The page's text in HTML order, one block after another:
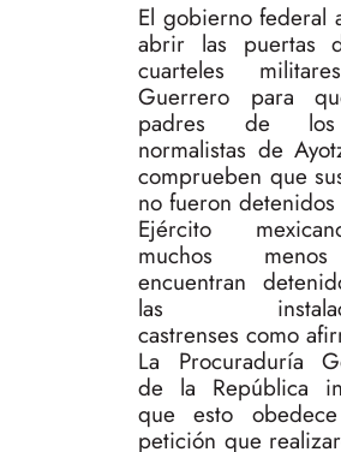
El gobierno federal
abrir las puertas
cuarteles
Guerrero para
padres de
normalistas de
comprueben que
no fueron
Ejército
muchos
encuentran
las
castrenses como
La Procuraduría
de la República
que esto
petición que